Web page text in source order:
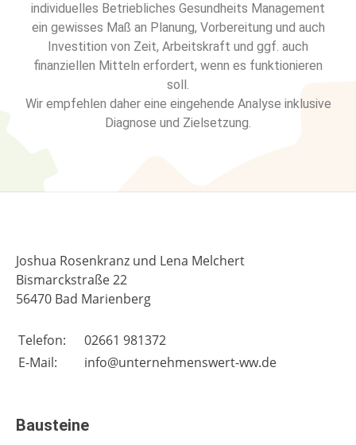
individuelles Betriebliches Gesundheits Management
ein gewisses Maß an Planung, Vorbereitung und auch
Investition von Zeit, Arbeitskraft und ggf. auch
finanziellen Mitteln erfordert, wenn es funktionieren
soll.
Wir empfehlen daher eine eingehende Analyse inklusive
Diagnose und Zielsetzung.
Joshua Rosenkranz und Lena Melchert
Bismarckstraße 22
56470 Bad Marienberg
Telefon:
02661 981372
E-Mail:
info@unternehmenswert-ww.de
Bausteine